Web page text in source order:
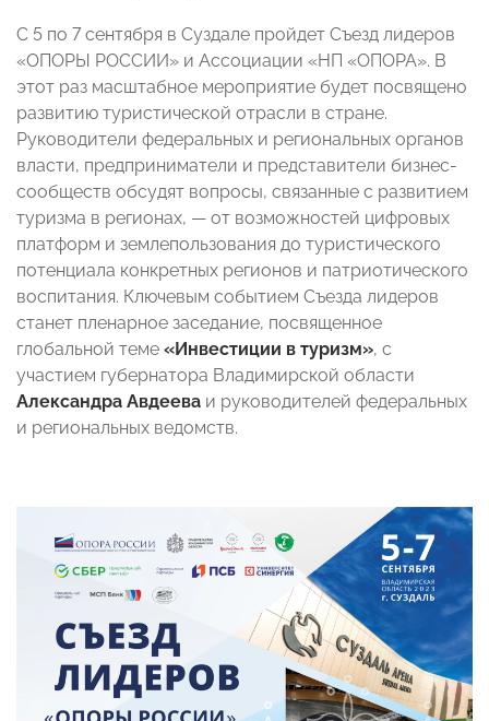
С 5 по 7 сентября в Суздале пройдет Съезд лидеров
«ОПОРЫ РОССИИ» и Ассоциации «НП «ОПОРА». В
этот раз масштабное мероприятие будет посвящено
развитию туристической отрасли в стране.
Руководители федеральных и региональных органов
власти, предприниматели и представители бизнес-
сообществ обсудят вопросы, связанные с развитием
туризма в регионах, — от возможностей цифровых
платформ и землепользования до туристического
потенциала конкретных регионов и патриотического
воспитания. Ключевым событием Съезда лидеров
станет пленарное заседание, посвященное
глобальной теме «Инвестиции в туризм», с
участием губернатора Владимирской области
Александра Авдеева и руководителей федеральных
и региональных ведомств.